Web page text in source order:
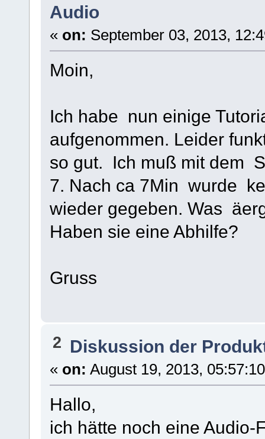
Audio
« on: September 03, 2013,
Moin,
Ich habe nun einige
aufgenommen. Leider
so gut. Ich muß mit dem
7. Nach ca 7Min wurde
wieder gegeben. Was
Haben sie eine Abhilfe?
Gruss
2 Diskussion der
« on: August 19, 2013,
Hallo,
ich hätte noch eine Audio-